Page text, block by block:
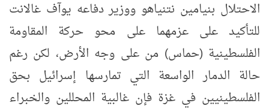
الاحتلال بنيامين نتنياهو ووزير دفاعه يوآف غالانت
للتأكيد على عزمهما على محو حركة المقاومة
الفلسطينية (حماس) من على وجه الأرض، لكن رغم
حالة الدمار الواسعة التي تمارسها إسرائيل بحق
الفلسطينيين في غزة فإن غالبية المحللين والخبراء